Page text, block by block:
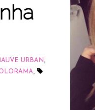
URBAN